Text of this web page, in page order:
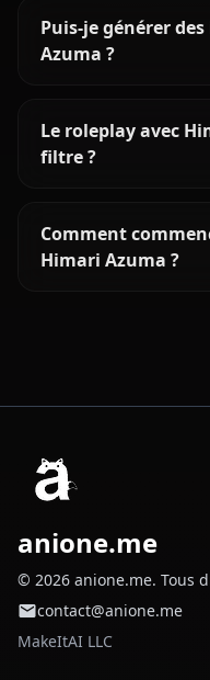
Puis-je générer
Azuma ?
Le roleplay avec
filtre ?
Comment
Himari Azuma ?
anione.me
© 2026 anione.me. Tous
contact@anione.me
MakeItAI LLC